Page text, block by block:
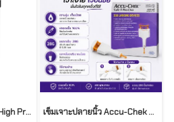
เครื่องฟอกอากาศระบบ High Pressure Plasma Q3 เข็มเจาะปลายนิ้ว Accu-Chek Safe-T-Pro UNO 200 ชิ้น ( Single-Use Safety Lancets )